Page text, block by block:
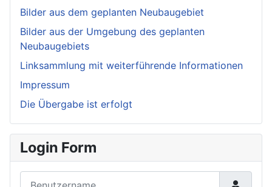
Bilder aus dem geplanten Neubaugebiet
Bilder aus der Umgebung des geplanten
Neubaugebiets
Linksammlung mit weiterführende Informationen
Impressum
Die Übergabe ist erfolgt
Login Form